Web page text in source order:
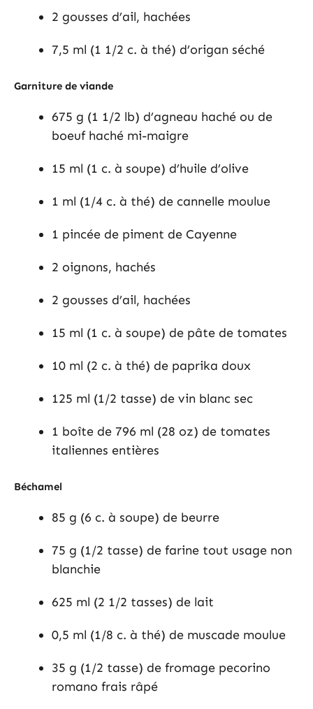
2 gousses d’ail, hachées
7,5 ml (1 1/2 c. à thé) d’origan séché
Garniture de viande
675 g (1 1/2 lb) d’agneau haché ou de
boeuf haché mi-maigre
15 ml (1 c. à soupe) d’huile d’olive
1 ml (1/4 c. à thé) de cannelle moulue
1 pincée de piment de Cayenne
2 oignons, hachés
2 gousses d’ail, hachées
15 ml (1 c. à soupe) de pâte de tomates
10 ml (2 c. à thé) de paprika doux
125 ml (1/2 tasse) de vin blanc sec
1 boîte de 796 ml (28 oz) de tomates
italiennes entières
Béchamel
85 g (6 c. à soupe) de beurre
75 g (1/2 tasse) de farine tout usage non
blanchie
625 ml (2 1/2 tasses) de lait
0,5 ml (1/8 c. à thé) de muscade moulue
35 g (1/2 tasse) de fromage pecorino
romano frais râpé